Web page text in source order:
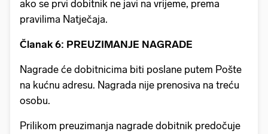
ako se prvi dobitnik ne javi na vrijeme, prema
pravilima Natječaja.
Članak 6: PREUZIMANJE NAGRADE
Nagrade će dobitnicima biti poslane putem Pošte
na kućnu adresu. Nagrada nije prenosiva na treću
osobu.
Prilikom preuzimanja nagrade dobitnik predočuje